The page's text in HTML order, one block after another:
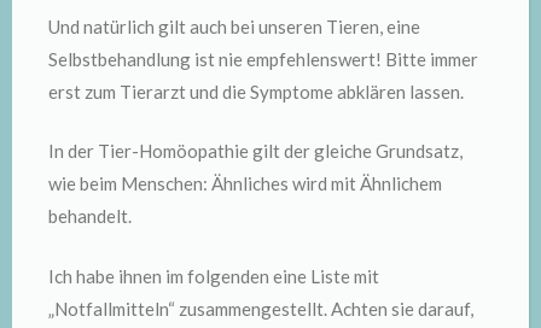
Und natürlich gilt auch bei unseren Tieren, eine
Selbstbehandlung ist nie empfehlenswert! Bitte immer
erst zum Tierarzt und die Symptome abklären lassen.
In der Tier-Homöopathie gilt der gleiche Grundsatz,
wie beim Menschen: Ähnliches wird mit Ähnlichem
behandelt.
Ich habe ihnen im folgenden eine Liste mit
„Notfallmitteln“ zusammengestellt. Achten sie darauf,